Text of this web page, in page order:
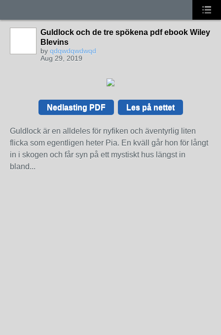
Guldlock och de tre spökena pdf ebook Wiley
Blevins
by qdqwdqwdwqd
Aug 29, 2019
Nedlasting PDF Les på nettet
Guldlock är en alldeles för nyfiken och äventyrlig liten
flicka som egentligen heter Pia. En kväll går hon för långt
in i skogen och får syn på ett mystiskt hus längst in
bland...